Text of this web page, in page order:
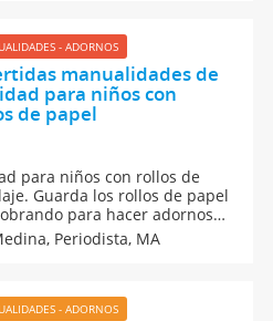
- ADORNOS
manualidades de
para niños con
de papel
para niños con rollos de
Guarda los rollos de papel
para hacer adornos
hijos tan originales como
árbol de Navidad.
Periodista, MA
- ADORNOS